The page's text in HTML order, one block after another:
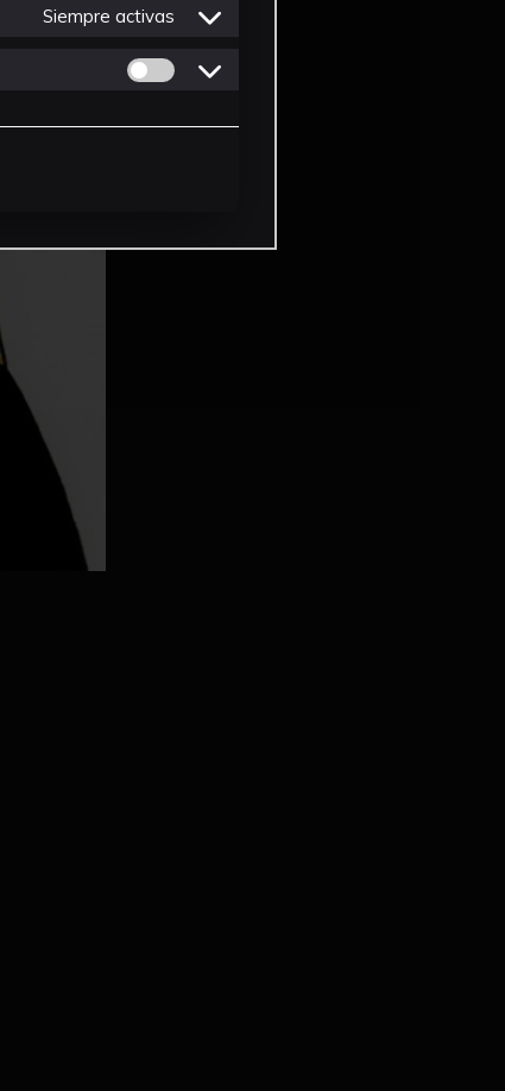
Siempre activas
Permitir cookies de Personalizacion